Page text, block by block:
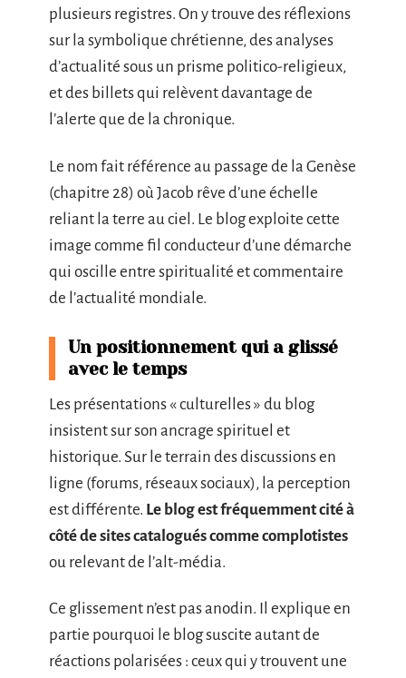
plusieurs registres. On y trouve des réflexions
sur la symbolique chrétienne, des analyses
d’actualité sous un prisme politico-religieux,
et des billets qui relèvent davantage de
l’alerte que de la chronique.
Le nom fait référence au passage de la Genèse
(chapitre 28) où Jacob rêve d’une échelle
reliant la terre au ciel. Le blog exploite cette
image comme fil conducteur d’une démarche
qui oscille entre spiritualité et commentaire
de l’actualité mondiale.
Un positionnement qui a glissé
avec le temps
Les présentations « culturelles » du blog
insistent sur son ancrage spirituel et
historique. Sur le terrain des discussions en
ligne (forums, réseaux sociaux), la perception
est différente. Le blog est fréquemment cité à
côté de sites catalogués comme complotistes
ou relevant de l’alt-média.
Ce glissement n’est pas anodin. Il explique en
partie pourquoi le blog suscite autant de
réactions polarisées : ceux qui y trouvent une